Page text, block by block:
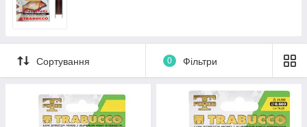
Сортування 0 Фільтри